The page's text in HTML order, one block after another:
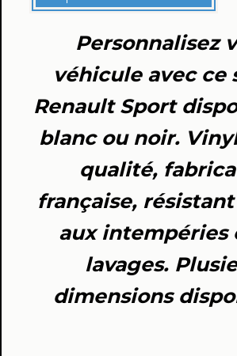
Personnalisez
véhicule avec ce
Renault Sport
blanc ou noir.
qualité,
française, résistant
aux intempéries
lavages.
dimensions